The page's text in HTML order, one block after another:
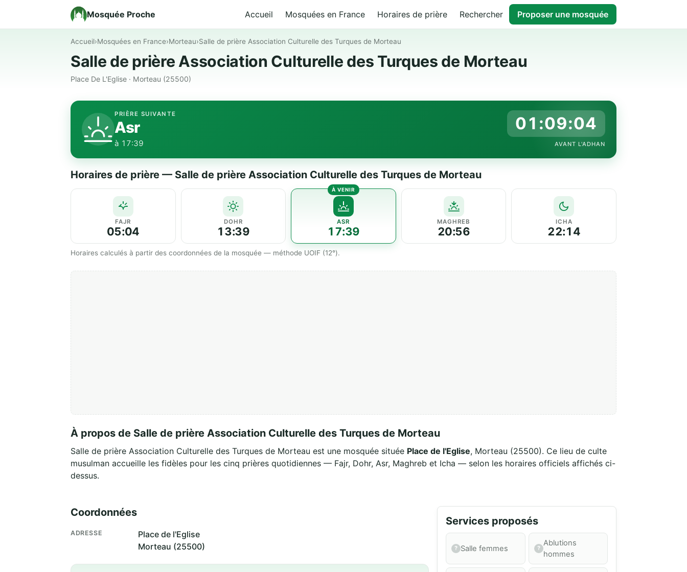
Mosquée Proche Accueil Mosquées en France Horaires de prière Rechercher Proposer une mosquée
Accueil›Mosquées en France›Morteau›Salle de prière Association Culturelle des Turques de Morteau
Salle de prière Association Culturelle des Turques de Morteau
Place De L'Eglise · Morteau (25500)
PRIÈRE SUIVANTE
Asr
à 17:39
01:09:03
AVANT L'ADHAN
Horaires de prière — Salle de prière Association Culturelle des Turques de Morteau
FAJR
05:04
DOHR
13:39
ASR
17:39
MAGHREB
20:56
ICHA
22:14
Horaires calculés à partir des coordonnées de la mosquée — méthode UOIF (12°).
À propos de Salle de prière Association Culturelle des Turques de Morteau
Salle de prière Association Culturelle des Turques de Morteau est une mosquée située Place de l'Eglise, Morteau (25500). Ce lieu de culte
musulman accueille les fidèles pour les cinq prières quotidiennes — Fajr, Dohr, Asr, Maghreb et Icha — selon les horaires officiels affichés ci-
dessus.
Coordonnées
ADRESSE
Place de l'Eglise
Morteau (25500)
Services proposés
Salle femmes
Ablutions
hommes